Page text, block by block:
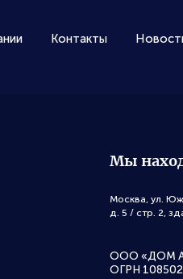
Контакты
Мы
Москва, ул.
д. 5 / стр. 2,
ООО «ДОМ
ОГРН